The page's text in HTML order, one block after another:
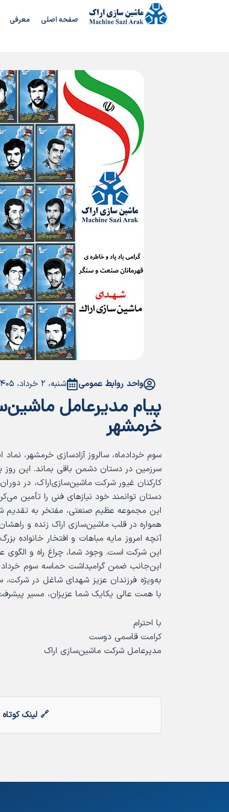
صفحه اصلی معرفی
واحد روابط عمومی شنبه، ۲ خرداد، ۱۴۰۵
پیام مدیرعامل
خرمشهر
سوم خردادماه، سالروز آزادسازی خرمشهر،
سرزمین در دستان دشمن باقی بماند. این
کارکنان غیور شرکت ماشین‌سازی‌اراک، در
دستان توانمند خود نیازهای فنی را تأمین
این مجموعه عظیم صنعتی، مفتخر به تقدیم
همواره در قلب ماشین‌سازی اراک زنده و راهشان
آنچه امروز مایه مباهات و افتخار خانواده
این شرکت است. وجود شما، چراغ راه و الگوی
این‌جانب ضمن گرامیداشت حماسه سوم خرداد و
به‌ویژه فرزندان عزیز شهدای شاغل در شرکت،
با همت عالی یکایک شما عزیزان، مسیر
با احترام
کرامت قاسمی دوست
مدیرعامل شرکت ماشین‌سازی اراک
🔗 لینک